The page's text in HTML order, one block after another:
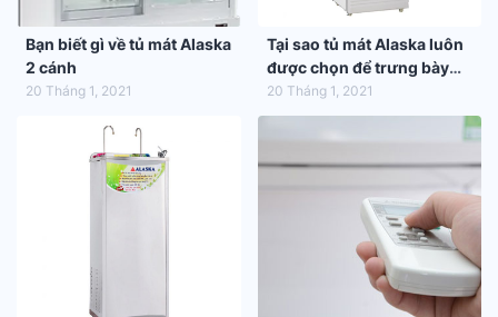
Bạn biết gì về tủ mát Alaska
2 cánh
20 Tháng 1, 2021
Tại sao tủ mát Alaska luôn
được chọn để trưng bày
hàng hóa trong siêu thị
20 Tháng 1, 2021